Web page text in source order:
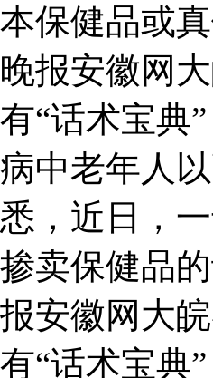
本保健品或
晚报安徽网
有“话术宝典
病中老年人
悉，近日，
掺卖保健品
报安徽网大
有“话术宝典